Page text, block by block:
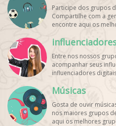
Participe dos grupos
Compartilhe com a
encontre aqui os
Entre nos nossos
acompanhar seus
influenciadores
Músicas
Gosta de ouvir
nos maiores grupos
aqui os melhores